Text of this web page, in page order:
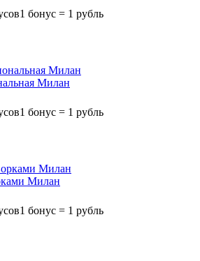
1 бонус = 1 рубль
Милан
1 бонус = 1 рубль
Милан
1 бонус = 1 рубль